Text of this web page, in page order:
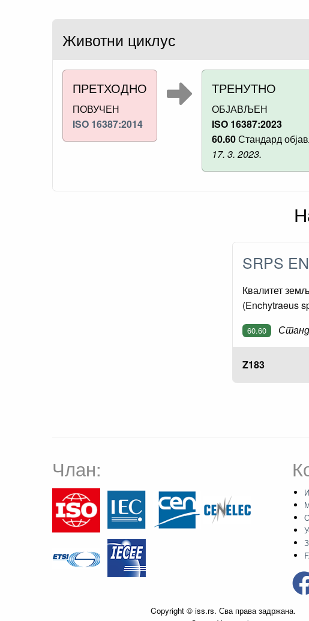
Животни циклус
ПРЕТХОДНО
ПОВУЧЕН
ISO 16387:2014
ТРЕНУТНО
ОБЈАВЉЕН
ISO 16387:2023
60.60Стандард
17. 3. 2023.
SRPS
Квалитет
(Enchytraeus
60.60
Z183
Члан:
Copyright © iss.rs. Сва права задржана.